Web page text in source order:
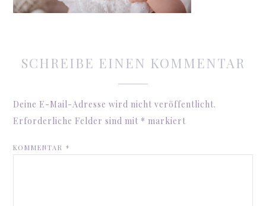
SCHREIBE EINEN KOMMENTAR
Deine E-Mail-Adresse wird nicht veröffentlicht.
Erforderliche Felder sind mit * markiert
KOMMENTAR*